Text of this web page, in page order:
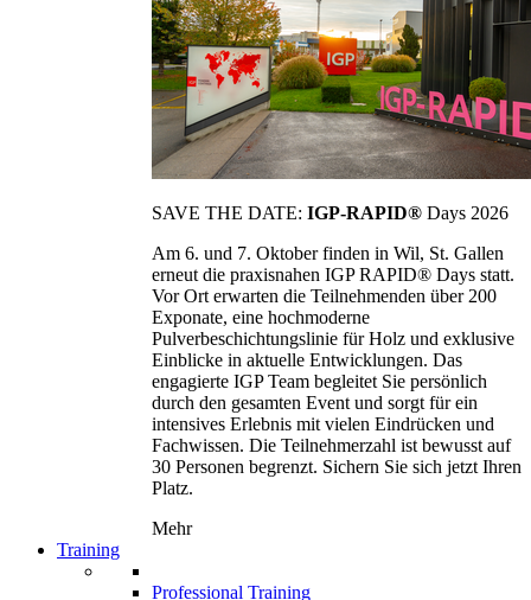
SAVE THE DATE: IGP-RAPID® Days 2026
Am 6. und 7. Oktober finden in Wil, St. Gallen
erneut die praxisnahen IGP RAPID® Days statt.
Vor Ort erwarten die Teilnehmenden über 200
Exponate, eine hochmoderne
Pulverbeschichtungslinie für Holz und exklusive
Einblicke in aktuelle Entwicklungen. Das
engagierte IGP Team begleitet Sie persönlich
durch den gesamten Event und sorgt für ein
intensives Erlebnis mit vielen Eindrücken und
Fachwissen. Die Teilnehmerzahl ist bewusst auf
30 Personen begrenzt. Sichern Sie sich jetzt Ihren
Platz.
Mehr
Training
Professional Training